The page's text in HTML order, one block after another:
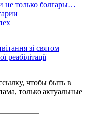
не только болгары…
зі святом
реабілітації
чтобы быть в
только актуальные